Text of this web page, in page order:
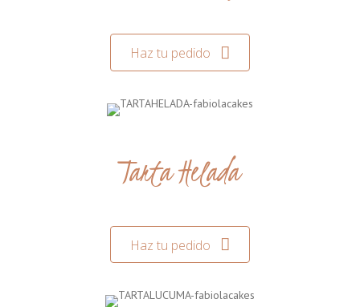
Haz tu pedido
Tarta Helada
Haz tu pedido